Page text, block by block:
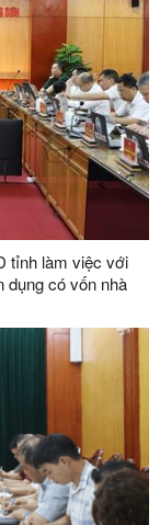
tỉnh làm việc với
dụng có vốn nhà